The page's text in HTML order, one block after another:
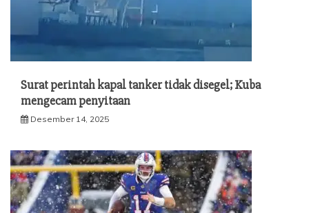
Surat perintah kapal tanker tidak disegel; Kuba
mengecam penyitaan
Desember 14, 2025